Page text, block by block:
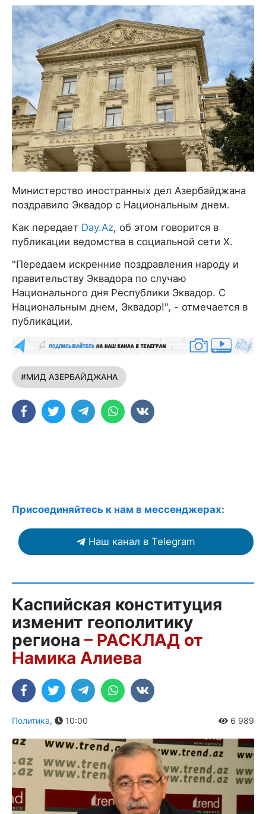
Министерство иностранных дел Азербайджана
поздравило Эквадор с Национальным днем.
Как передает Day.Az, об этом говорится в
публикации ведомства в социальной сети X.
"Передаем искренние поздравления народу и
правительству Эквадора по случаю
Национального дня Республики Эквадор. С
Национальным днем, Эквадор!", - отмечается в
публикации.
#МИД АЗЕРБАЙДЖАНА
Присоединяйтесь к нам в мессенджерах:
Наш канал в Telegram
Каспийская конституция
изменит геополитику
региона – РАСКЛАД от
Намика Алиева
Политика, 10:00 6 989